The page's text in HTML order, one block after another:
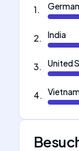
1.
2. India
3. United
4.